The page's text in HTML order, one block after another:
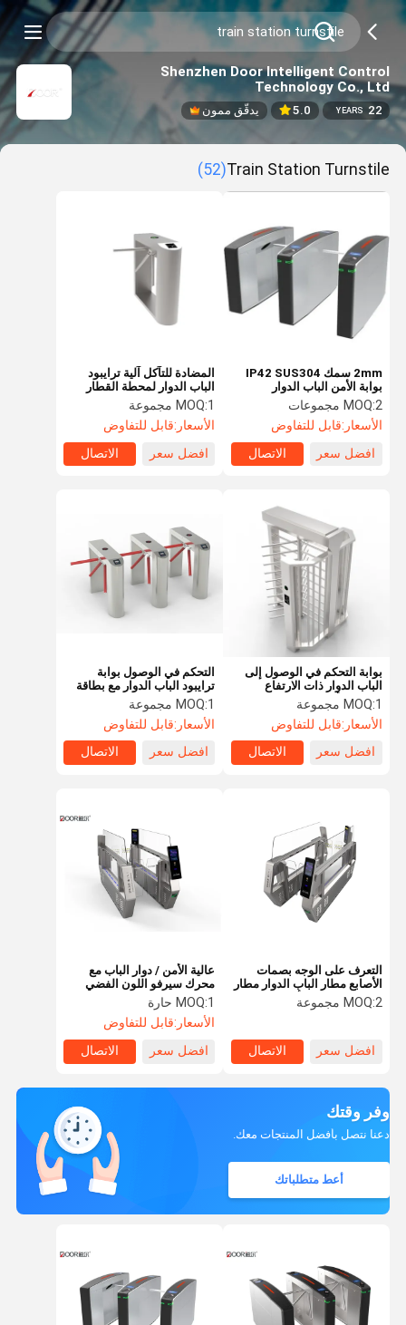
Shenzhen Door Intelligent Control
Technology Co., Ltd
22
YEARS
5.0 يدقّق ممون
Train Station Turnstile
(52)
المضادة للتآكل آلية ترايبود
الباب الدوار لمحطة القطار
MOQ:1 مجموعة
الأسعار:قابل للتفاوض
افضل سعر
الاتصال
2mm سمك IP42 SUS304
بوابة الأمن الباب الدوار
MOQ:2 مجموعات
الأسعار:قابل للتفاوض
افضل سعر
الاتصال
التحكم في الوصول بوابة
ترايبود الباب الدوار مع بطاقة
Ic والتعرف على الوجه رمز
الاستجابة السريعة
MOQ:1 مجموعة
الأسعار:قابل للتفاوض
افضل سعر
الاتصال
بوابة التحكم في الوصول إلى
الباب الدوار ذات الارتفاع
الكامل الأوتوماتيكية في
المحطة
MOQ:1 مجموعة
الأسعار:قابل للتفاوض
افضل سعر
الاتصال
عالية الأمن / دوار الباب مع
محرك سيرفو اللون الفضي
MOQ:1 حارة
الأسعار:قابل للتفاوض
افضل سعر
الاتصال
التعرف على الوجه بصمات
الأصابع مطار الباب الدوار مطار
سوينغ مع تقنية الأشعة تحت
الحمراء الستار الخفيفة
MOQ:2 مجموعة
افضل سعر الاتصال
وفر وقتك
دعنا نتصل بأفضل المنتجات معك.
أعط متطلباتك